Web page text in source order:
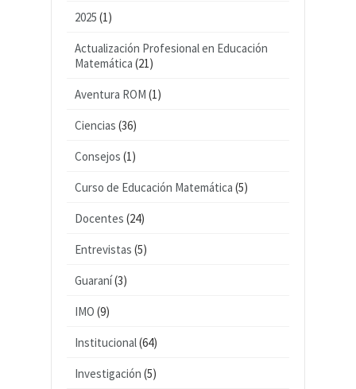
2025 (1)
Actualización Profesional en Educación
Matemática (21)
Aventura ROM (1)
Ciencias (36)
Consejos (1)
Curso de Educación Matemática (5)
Docentes (24)
Entrevistas (5)
Guaraní(3)
IMO (9)
Institucional(64)
Investigación (5)